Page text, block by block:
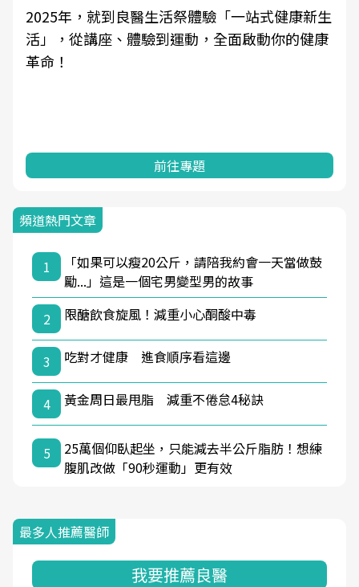
2025年，就到良醫生活祭體驗「一站式健康新生
活」，從講座、體驗到運動，全面啟動你的健康
革命！
前往專題
頻道熱門文章
1
「如果可以瘦20公斤，請陪我約會一天當做鼓
勵...」這是一個宅男變型男的故事
2
限醣飲食旋風！減重小心酮酸中毒
3 吃對才健康 進食順序看這邊
4 黃金周日最甩脂 減重不倦怠4秘訣
5
25萬個仰臥起坐，只能減去半公斤脂肪！想練
腹肌改做「90秒運動」更有效
最多人推薦醫師
我要推薦良醫